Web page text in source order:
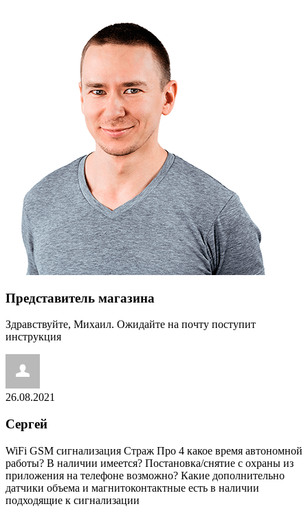
Представитель магазина
Здравствуйте, Михаил. Ожидайте на почту поступит
инструкция
26.08.2021
Сергей
WiFi GSM сигнализация Страж Про 4 какое время автономной
работы? В наличии имеется? Постановка/снятие с охраны из
приложения на телефоне возможно? Какие дополнительно
датчики объема и магнитоконтактные есть в наличии
подходящие к сигнализации